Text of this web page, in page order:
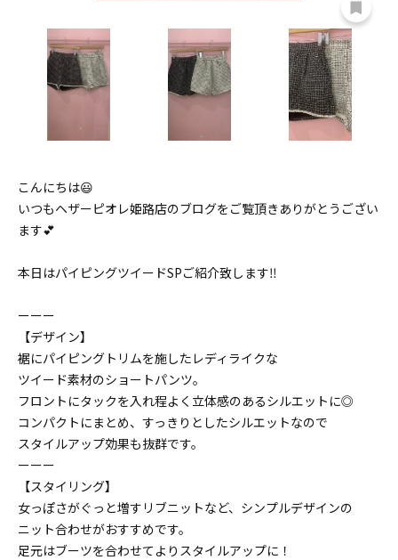
こんにちは😃
いつもヘザーピオレ姫路店のブログをご覧頂きありがとうござい
ます💕
本日はパイピングツイードSPご紹介致します‼️
ーーー
【デザイン】
裾にパイピングトリムを施したレディライクな
ツイード素材のショートパンツ。
フロントにタックを入れ程よく立体感のあるシルエットに◎
コンパクトにまとめ、すっきりとしたシルエットなので
スタイルアップ効果も抜群です。
ーーー
【スタイリング】
女っぽさがぐっと増すリブニットなど、シンプルデザインの
ニット合わせがおすすめです。
足元はブーツを合わせてよりスタイルアップに！